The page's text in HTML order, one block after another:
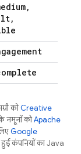
,
,
कोCreative
नमूनों कोApache
Google
कंपनियों का, Java